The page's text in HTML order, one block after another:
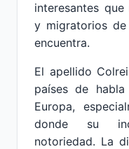
interesantes
y migratorios
encuentra.
El apellido
países de
Europa,
donde su
notoriedad. La